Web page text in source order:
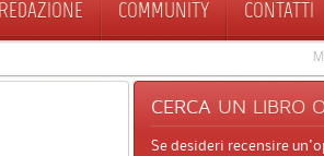
REDAZIONE COMMUNITY CONTATTI
CERCA UN LIBRO
Se desideri recensire